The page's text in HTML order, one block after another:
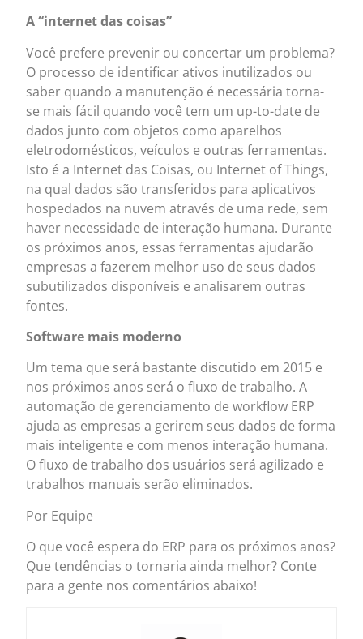
A “internet das coisas”
Você prefere prevenir ou concertar um problema?
O processo de identificar ativos inutilizados ou
saber quando a manutenção é necessária torna-
se mais fácil quando você tem um up-to-date de
dados junto com objetos como aparelhos
eletrodomésticos, veículos e outras ferramentas.
Isto é a Internet das Coisas, ou Internet of Things,
na qual dados são transferidos para aplicativos
hospedados na nuvem através de uma rede, sem
haver necessidade de interação humana. Durante
os próximos anos, essas ferramentas ajudarão
empresas a fazerem melhor uso de seus dados
subutilizados disponíveis e analisarem outras
fontes.
Software mais moderno
Um tema que será bastante discutido em 2015 e
nos próximos anos será o fluxo de trabalho. A
automação de gerenciamento de workflow ERP
ajuda as empresas a gerirem seus dados de forma
mais inteligente e com menos interação humana.
O fluxo de trabalho dos usuários será agilizado e
trabalhos manuais serão eliminados.
Por Equipe
O que você espera do ERP para os próximos anos?
Que tendências o tornaria ainda melhor? Conte
para a gente nos comentários abaixo!